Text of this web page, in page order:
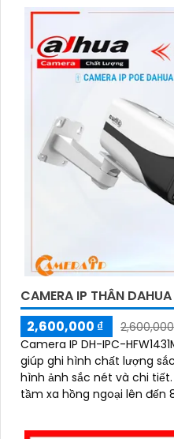
CAMERA IP THÂN
2,600,000 ₫
Camera IP DH-IPC-
giúp ghi hình chất lượng
hình ảnh sắc nét và chi tiết. Camera hỗ trợ khả năng xem đêm với
tầm xa hồng ngoại lên